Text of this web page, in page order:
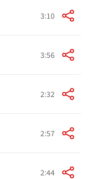
3:10
3:56
2:32
2:57
2:44